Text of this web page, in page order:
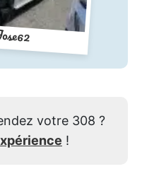
votre 308 ?
!